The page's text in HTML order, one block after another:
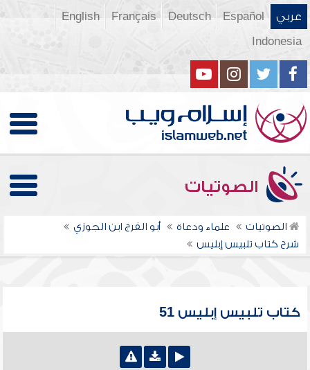
عربي Español
Deutsch
Français
English
Indonesia
الصوتيات
الصوتيات علماء ودعاة
أبو الفرج ابن الجوزي
شرح كتاب تلبيس إبليس
كتاب تلبيس إبليس 51